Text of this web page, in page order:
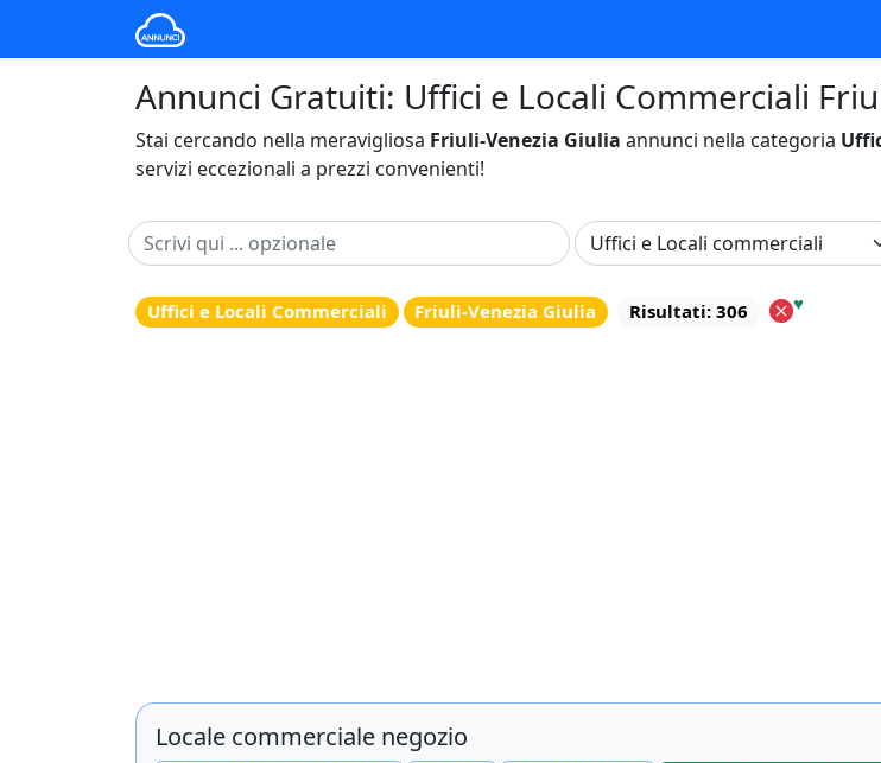
Annunci Gratuiti: Uffici e Locali Commerciali
Stai cercando nella meravigliosa Friuli-Venezia Giulia annunci nella categoria
servizi eccezionali a prezzi convenienti!
Uffici e Locali Commerciali Friuli-Venezia Giulia Risultati: 306 ♥
Locale commerciale negozio